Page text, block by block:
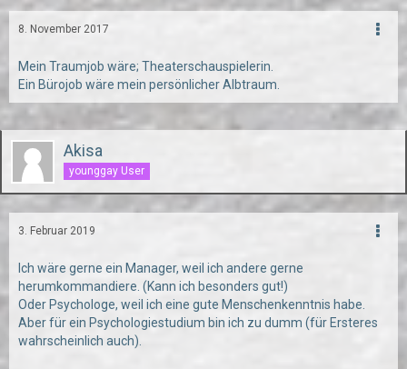
8. November 2017
Mein Traumjob wäre; Theaterschauspielerin.
Ein Bürojob wäre mein persönlicher Albtraum.
Akisa
younggay User
3. Februar 2019
Ich wäre gerne ein Manager, weil ich andere gerne
herumkommandiere. (Kann ich besonders gut!)
Oder Psychologe, weil ich eine gute Menschenkenntnis habe.
Aber für ein Psychologiestudium bin ich zu dumm (für Ersteres
wahrscheinlich auch).